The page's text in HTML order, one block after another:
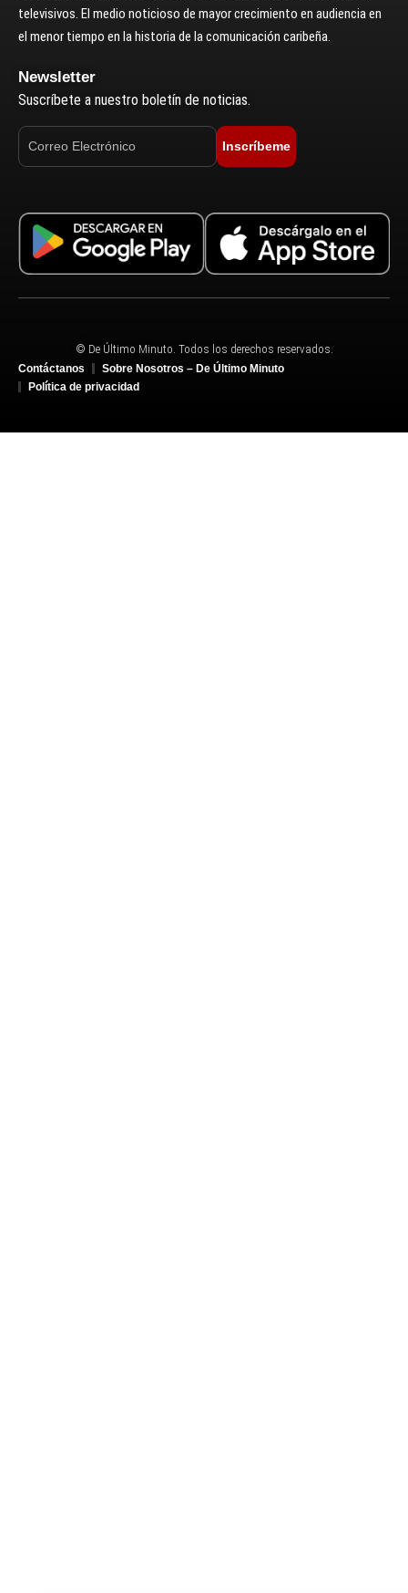
televisivos. El medio noticioso de mayor crecimiento en audiencia en
el menor tiempo en la historia de la comunicación caribeña.
Newsletter
Suscríbete a nuestro boletín de noticias.
Inscríbeme
© De Último Minuto. Todos los derechos reservados.
Contáctanos
Sobre Nosotros – De Último Minuto
Política de privacidad